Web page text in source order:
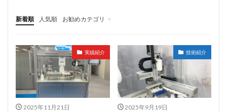
新着順 人気順
お勧めカテゴリ
AUCについて
実績紹介
技術紹介
グローバルメニュー
実績紹介
2025年11月21日
技術紹介
2025年9月19日
面光電センサー
食品粉末
安全カバー、ダイナモ、クランクシャフト、ギアボックス
単軸アクチュエータ
FANUC
ペースト分注
jasis2025
KEYENCE LabDX
SIer
インサート
オーダーメイト装置
オーダーメイド装置
カスタム装置設計製作